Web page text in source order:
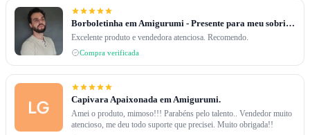
Borboletinha em Amigurumi - Presente para meu sobrinho de 2 anos
Excelente produto e vendedora atenciosa. Recomendo.
Compra verificada
Capivara Apaixonada em Amigurumi.
Amei o produto, mimoso!!! Parabéns pelo talento.. Vendedor muito
atencioso, me deu todo suporte que precisei. Muito obrigada!!